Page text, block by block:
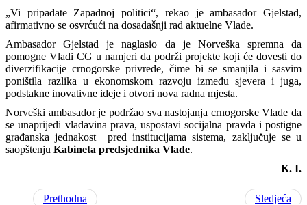
„Vi pripadate Zapadnoj politici“, rekao je ambasador Gjelstad,
afirmativno se osvrćući na dosadašnji rad aktuelne Vlade.
Ambasador Gjelstad je naglasio da je Norveška spremna da
pomogne Vladi CG u namjeri da podrži projekte koji će dovesti do
diverzifikacije crnogorske privrede, čime bi se smanjila i sasvim
poništila razlika u ekonomskom razvoju između sjevera i juga,
podstakne inovativne ideje i otvori nova radna mjesta.
Norveški ambasador je podržao sva nastojanja crnogorske Vlade da
se unaprijedi vladavina prava, uspostavi socijalna pravda i postigne
građanska jednakost pred institucijama sistema, zaključuje se u
saopštenju Kabineta predsjednika Vlade.
K. I.
Prethodna Sledjeća